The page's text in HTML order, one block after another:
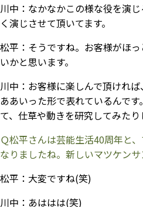
川中： なかなかこの様な役を演
く演じさせて頂いてます。
松平： そうですね。お客様がほ
いかと思います。
川中： お客様に楽しんで頂けれ
ああいった形で表れているんで
て、仕草や動きを研究してみた
Ｑ松平さんは芸能生活40周年と
なりましたね。新しいマツケン
松平： 大変ですね(笑)
川中： あははは(笑)